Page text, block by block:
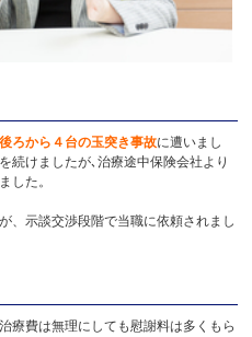
後ろから４台の玉突き事故に遭いまし
続けましたが､治療途中保険会社より
した。
、示談交渉段階で当職に依頼されまし
療費は無理にしても慰謝料は多くもら